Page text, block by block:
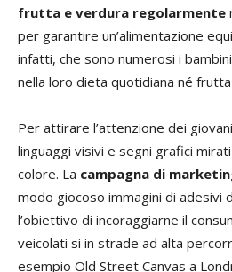
frutta e verdura regolarmente
per garantire un’alimentazione
infatti, che sono numerosi i
nella loro dieta quotidiana né
Per attirare l’attenzione dei
linguaggi visivi e segni grafici
colore. La campagna di
modo giocoso immagini di adesivi
l’obiettivo di incoraggiarne il
veicolati si in strade ad alta
esempio Old Street Canvas a